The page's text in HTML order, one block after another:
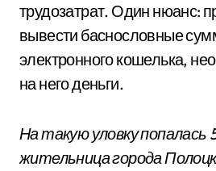
трудозатрат. Один нюанс:
вывести баснословные
электронного кошелька,
на него деньги.
На такую уловку попалась
жительница города